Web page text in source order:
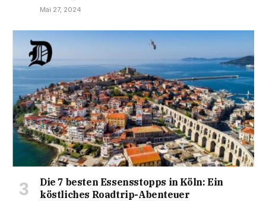
Mai 27, 2024
Die 7 besten Essensstopps in Köln: Ein
köstliches Roadtrip-Abenteuer